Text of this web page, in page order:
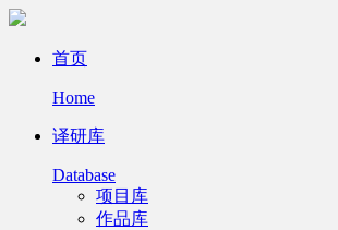
首页
Home
译研库
Database
项目库
作品库